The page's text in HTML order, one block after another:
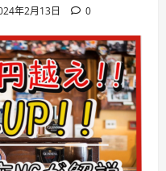
年2月13日 0